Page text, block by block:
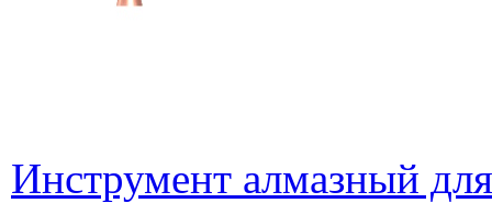
Инструмент алмазный